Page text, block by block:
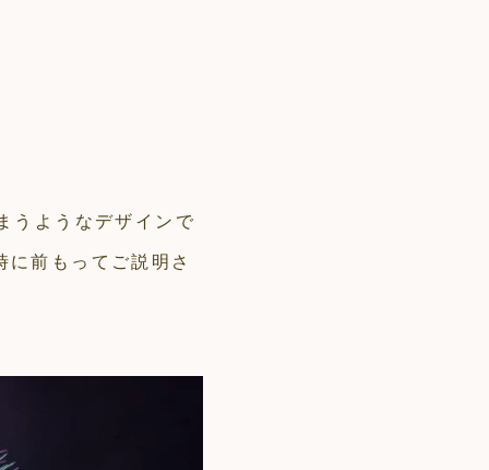
うようなデザインで
前もってご説明さ